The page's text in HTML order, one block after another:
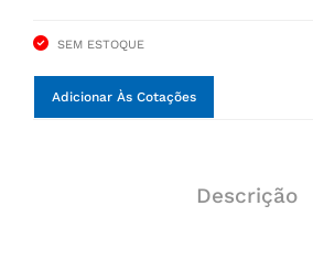
SEM ESTOQUE
Adicionar Às Cotações
Descrição